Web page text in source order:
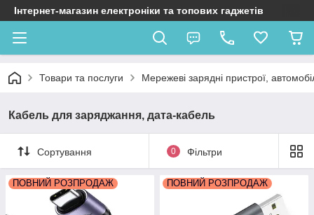
Інтернет-магазин електроніки та топових гаджетів
Товари та послуги Мережеві зарядні пристрої,
Кабель для заряджання, дата-кабель
Сортування 0 Фільтри
ПОВНИЙ РОЗПРОДАЖ ПОВНИЙ РОЗПРОДАЖ